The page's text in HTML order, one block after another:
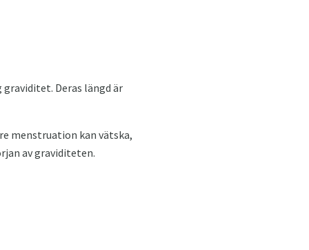
Deras längd är
menstruation kan vätska,
av graviditeten.